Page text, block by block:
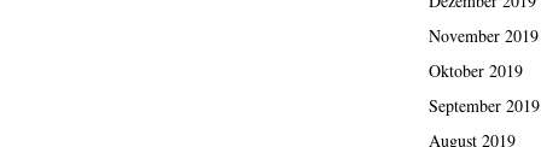
November 2019
Oktober 2019
September 2019
August 2019